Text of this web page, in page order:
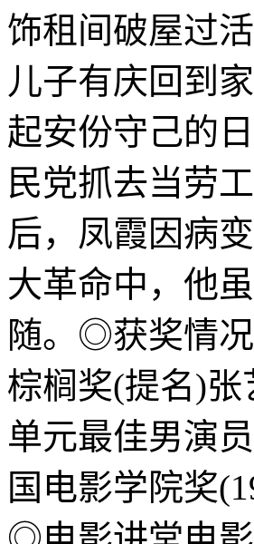
饰租间破屋过
儿子有庆回到
起安份守己的
民党抓去当劳
后，凤霞因病
大革命中，他
随。◎获奖情
棕榈奖(提名)
单元最佳男演
国电影学院奖